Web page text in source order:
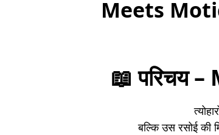
Meets
📖परिचय
बल्कि उस रसोई की